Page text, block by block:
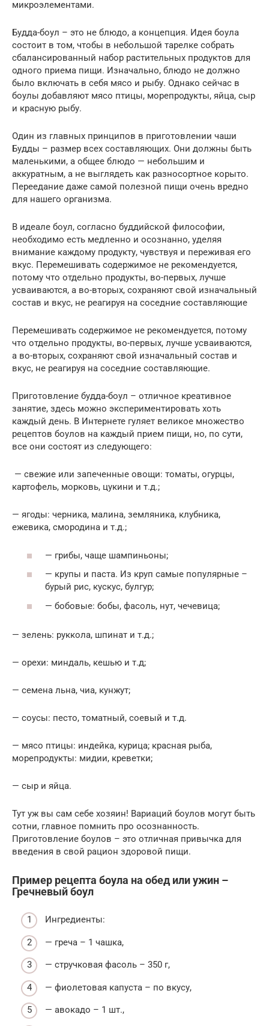
микроэлементами.
Будда-боул – это не блюдо, а концепция. Идея боула
состоит в том, чтобы в небольшой тарелке собрать
сбалансированный набор растительных продуктов для
одного приема пищи. Изначально, блюдо не должно
было включать в себя мясо и рыбу. Однако сейчас в
боулы добавляют мясо птицы, морепродукты, яйца, сыр
и красную рыбу.
Один из главных принципов в приготовлении чаши
Будды – размер всех составляющих. Они должны быть
маленькими, а общее блюдо — небольшим и
аккуратным, а не выглядеть как разносортное корыто.
Переедание даже самой полезной пищи очень вредно
для нашего организма.
В идеале боул, согласно буддийской философии,
необходимо есть медленно и осознанно, уделяя
внимание каждому продукту, чувствуя и переживая его
вкус. Перемешивать содержимое не рекомендуется,
потому что отдельно продукты, во-первых, лучше
усваиваются, а во-вторых, сохраняют свой изначальный
состав и вкус, не реагируя на соседние составляющие
Перемешивать содержимое не рекомендуется, потому
что отдельно продукты, во-первых, лучше усваиваются,
а во-вторых, сохраняют свой изначальный состав и
вкус, не реагируя на соседние составляющие.
Приготовление будда-боул – отличное креативное
занятие, здесь можно экспериментировать хоть
каждый день. В Интернете гуляет великое множество
рецептов боулов на каждый прием пищи, но, по сути,
все они состоят из следующего:
— свежие или запеченные овощи: томаты, огурцы,
картофель, морковь, цукини и т.д.;
— ягоды: черника, малина, земляника, клубника,
ежевика, смородина и т.д.;
— грибы, чаще шампиньоны;
— крупы и паста. Из круп самые популярные –
бурый рис, кускус, булгур;
— бобовые: бобы, фасоль, нут, чечевица;
— зелень: руккола, шпинат и т.д.;
— орехи: миндаль, кешью и т.д;
— семена льна, чиа, кунжут;
— соусы: песто, томатный, соевый и т.д.
— мясо птицы: индейка, курица; красная рыба,
морепродукты: мидии, креветки;
— сыр и яйца.
Тут уж вы сам себе хозяин! Вариаций боулов могут быть
сотни, главное помнить про осознанность.
Приготовление боулов – это отличная привычка для
введения в свой рацион здоровой пищи.
Пример рецепта боула на обед или ужин –
Гречневый боул
Ингредиенты:
— греча – 1 чашка,
— стручковая фасоль – 350 г,
— фиолетовая капуста – по вкусу,
— авокадо – 1 шт.,